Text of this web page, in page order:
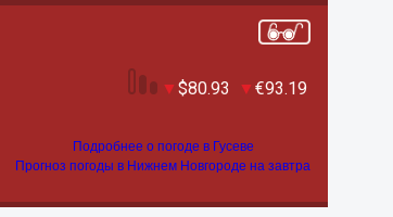
80.93 93.19
Подробнее о погоде в Гусеве
Прогноз погоды в Нижнем Новгороде на завтра